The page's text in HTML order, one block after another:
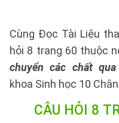
Cùng Đọc Tài Liệu
hỏi 8 trang 60 thuộc
chuyển các chất
khoa Sinh học 10
CÂU HỎI 8